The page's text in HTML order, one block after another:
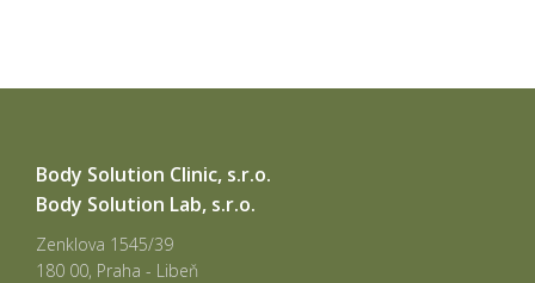
Body Solution Clinic, s.r.o.
Body Solution Lab, s.r.o.
Zenklova 1545/39
180 00, Praha - Libeň